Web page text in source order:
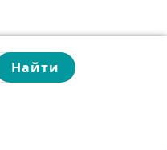
Найти